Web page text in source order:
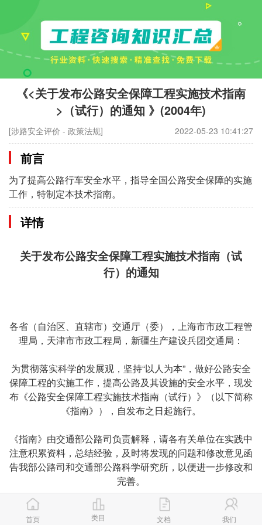
《<关于发布公路安全保障工程实施技术指南
>（试行）的通知 》(2004年)
[涉路安全评价 - 政策法规] 2022-05-23 10:41:27
前言
为了提高公路行车安全水平，指导全国公路安全保障的实施
工作，特制定本技术指南。
详情
关于发布公路安全保障工程实施技术指南（试
行）的通知
各省（自治区、直辖市）交通厅（委），上海市市政工程管
理局，天津市市政工程局，新疆生产建设兵团交通局：
为贯彻落实科学的发展观，坚持“以人为本”，做好公路安全
保障工程的实施工作，提高公路及其设施的安全水平，现发
布《公路安全保障工程实施技术指南（试行）》（以下简称
《指南》），自发布之日起施行。
《指南》由交通部公路司负责解释，请各有关单位在实践中
注意积累资料，总结经验，及时将发现的问题和修改意见函
告我部公路司和交通部公路科学研究所，以便进一步修改和
完善。
首页 类目 文档 我们